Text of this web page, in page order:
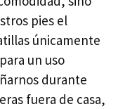
pies el
únicamente
un uso
durante
fuera de casa,